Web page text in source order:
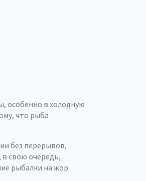
особенно в холодную
что рыба
без перерывов,
свою очередь,
рыбалки на жор.